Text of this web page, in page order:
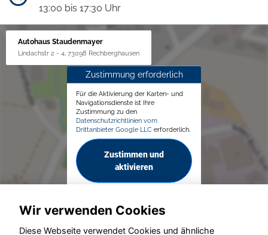
13:00 bis 17:30 Uhr
Autohaus Staudenmayer
Lindachstr 2 - 4, 73098 Rechberghausen
Zustimmung erforderlich
Für die Aktivierung der Karten- und
Navigationsdienste ist Ihre
Zustimmung zu den
Datenschutzrichtlinien vom
Drittanbieter Google LLC erforderlich.
Zustimmen und
aktivieren
Wir verwenden Cookies
Diese Webseite verwendet Cookies und ähnliche